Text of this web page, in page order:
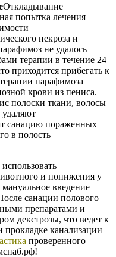
Откладывание
попытка лечения
некроза и
не удалось
терапии в течение 24
приходится прибегать к
парафимоза
крови из пениса.
полоски ткани, волосы
санацию пораженных
в полость
и понижения у
введение
санации полового
препаратами и
декстрозы, что ведет к
канализации
проверенного